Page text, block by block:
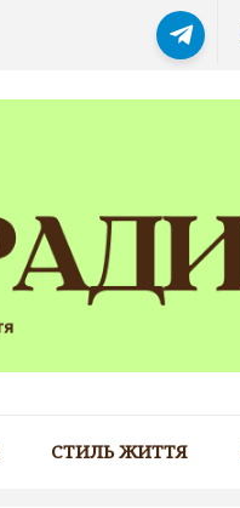
СТИЛЬ ЖИТТЯ